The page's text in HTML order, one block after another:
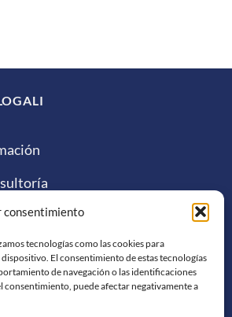
consentimiento
tecnologías como las cookies para
El consentimiento de estas tecnologías
de navegación o las identificaciones
consentimiento, puede afectar negativamente a